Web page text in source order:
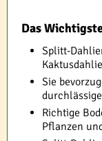
Das
Splitt-
Sie
Richtige
Pflanzen